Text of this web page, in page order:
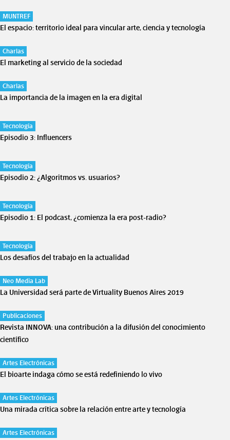
MUNTREF
El espacio: territorio ideal para vincular arte, ciencia y tecnología
Charlas
El marketing al servicio de la sociedad
Charlas
La importancia de la imagen en la era digital
Tecnología
Episodio 3: Influencers
Tecnología
Episodio 2: ¿Algoritmos vs. usuarios?
Tecnología
Episodio 1: El podcast, ¿comienza la era post-radio?
Tecnología
Los desafíos del trabajo en la actualidad
Neo Media Lab
La Universidad será parte de Virtuality Buenos Aires 2019
Publicaciones
Revista INNOVA: una contribución a la difusión del conocimiento
científico
Artes Electrónicas
El bioarte indaga cómo se está redefiniendo lo vivo
Artes Electrónicas
Una mirada crítica sobre la relación entre arte y tecnología
Artes Electrónicas